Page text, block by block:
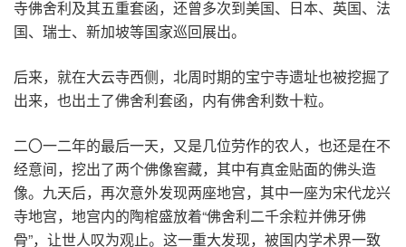
寺佛舍利及其五重套函，还曾多次到美国、日本、英国、法
国、瑞士、新加坡等国家巡回展出。
后来，就在大云寺西侧，北周时期的宝宁寺遗址也被挖掘了
出来，也出土了佛舍利套函，内有佛舍利数十粒。
二〇一二年的最后一天，又是几位劳作的农人，也还是在不
经意间，挖出了两个佛像窖藏，其中有真金贴面的佛头造
像。九天后，再次意外发现两座地宫，其中一座为宋代龙兴
寺地宫，地宫内的陶棺盛放着“佛舍利二千余粒并佛牙佛
骨”，让世人叹为观止。这一重大发现，被国内学术界一致